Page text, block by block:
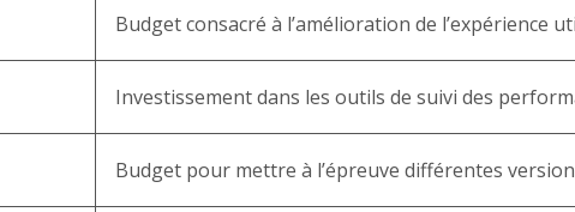
Budget consacré à l’amélioration de l’expérience
Investissement dans les outils de suivi des
Budget pour mettre à l’épreuve différentes